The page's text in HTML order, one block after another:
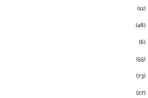
(11)
(48)
(6)
(55)
(73)
(27)